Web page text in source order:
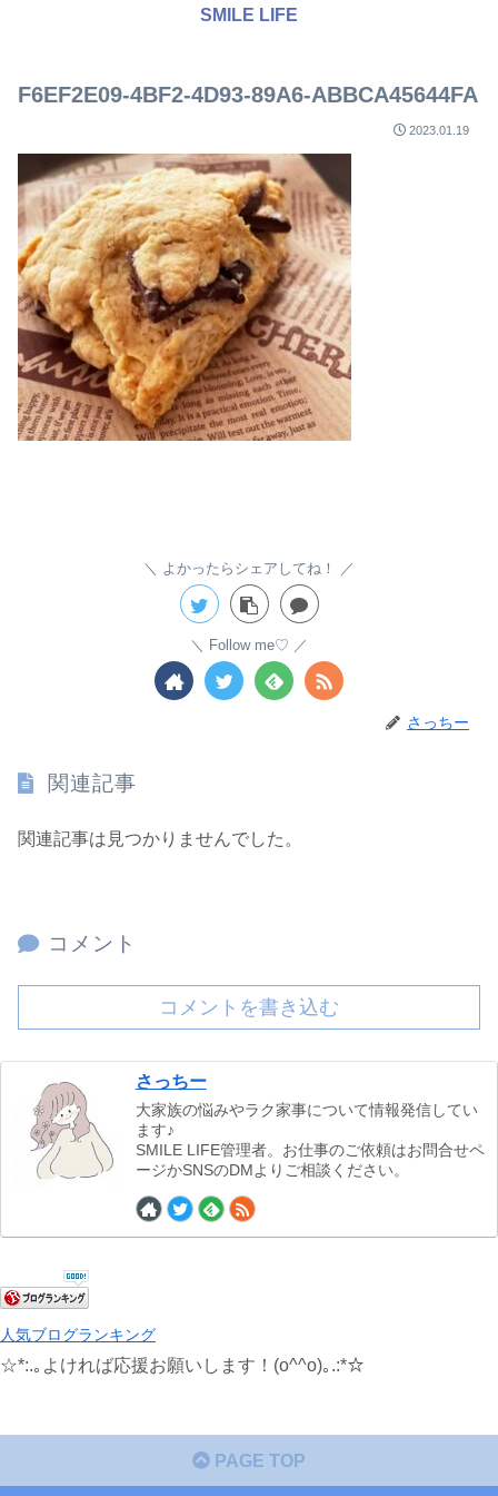
SMILE LIFE
F6EF2E09-4BF2-4D93-89A6-ABBCA45644FA
2023.01.19
よかったらシェアしてね！
Follow me♡
さっちー
関連記事
関連記事は見つかりませんでした。
コメント
コメントを書き込む
さっちー
大家族の悩みやラク家事について情報発信してい
ます♪
SMILE LIFE管理者。お仕事のご依頼はお問合せペ
ージかSNSのDMよりご相談ください。
人気ブログランキング
☆*:.｡よければ応援お願いします！(o^^o)｡.:*☆
PAGE TOP